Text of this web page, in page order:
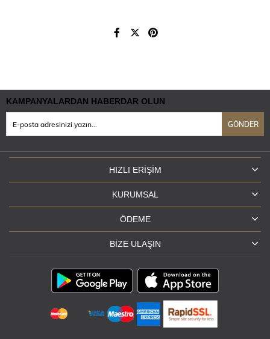
KAMPANYALARDAN HABERDAR OLUN
GÖNDER
HIZLI ERIŞIM
KURUMSAL
ÖDEME
BIZE ULAŞIN